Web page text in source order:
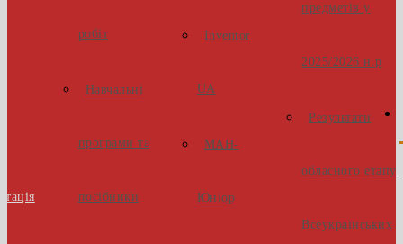
робіт
Навчальні
програми та
посібники
Inventor
UA
МАН-
Юніор
предметів у
2025/2026 н.р
Результати
обласного етапу
Всеукраїнських